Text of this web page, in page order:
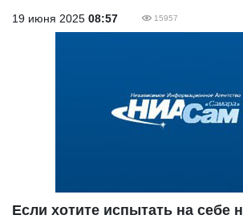
19 июня 2025 08:57 15957
Если хотите испытать на себе